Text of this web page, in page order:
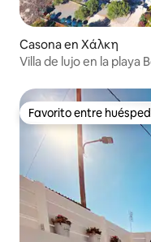
Casona en Χάλκη
Villa de lujo en la playa
Favorito entre
Favorito entre